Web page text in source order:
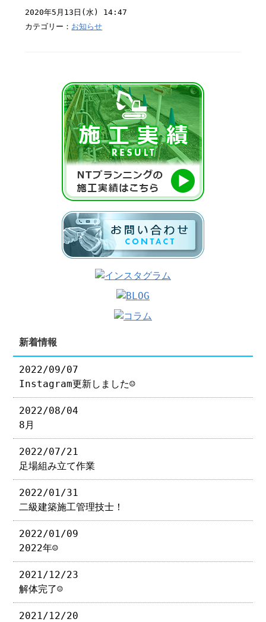
2020年5月13日(水) 14:47
カテゴリー： お知らせ
新着情報
2022/09/07
Instagram更新しました☺︎
2022/08/04
8月
2022/07/21
足場組み立て作業
2022/01/31
二級建築施工管理技士！
2022/01/09
2022年☺︎
2021/12/23
解体完了☺︎
2021/12/20